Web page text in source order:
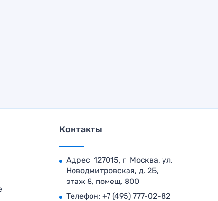
Контакты
Адрес: 127015, г. Москва, ул.
Новодмитровская, д. 2Б,
этаж 8, помещ. 800
Телефон: +7 (495) 777-02-82